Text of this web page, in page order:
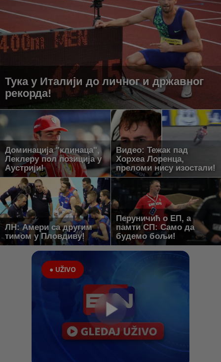
Тука у Италији до личног и државног
рекорда!
Доминација "клинаца",
Леклеру пол позиција у
Аустрији!
Видео: Тежак пад
Хорхеа Лоренца,
преломи нису изостали!
ЛН: Амери са другим
тимом у Пловдиву!
Перуничић о ЕП, а
памти СП: Само да
будемо бољи!
● UŽIVO